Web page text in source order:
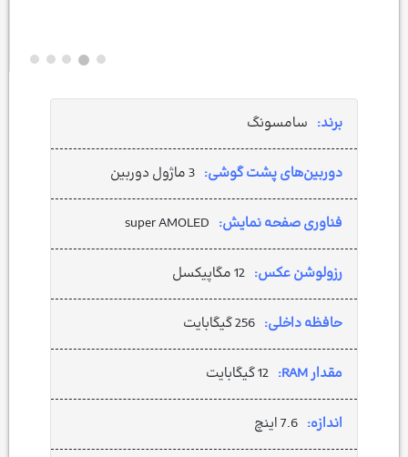
برند: سامسونگ
دوربین‌های پشت گوشی: 3 ماژول دوربین
فناوری صفحه نمایش: super AMOLED
رزولوشن عکس: 12 مگاپیکسل
حافظه داخلی: 256 گیگابایت
مقدار RAM: 12 گیگابایت
اندازه: 7.6 اینچ